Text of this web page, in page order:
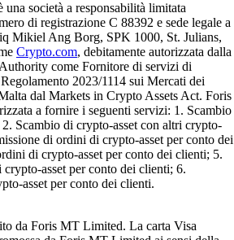
società a responsabilità limitata
di registrazione C 88392 e sede legale a
Mikiel Ang Borg, SPK 1000, St. Julians,
Crypto.com, debitamente autorizzata dalla
come Fornitore di servizi di
2023/1114 sui Mercati dei
dal Markets in Crypto Assets Act. Foris
a fornire i seguenti servizi: 1. Scambio
Scambio di crypto-asset con altri crypto-
di ordini di crypto-asset per conto dei
di crypto-asset per conto dei clienti; 5.
asset per conto dei clienti; 6.
asset per conto dei clienti.
da Foris MT Limited. La carta Visa